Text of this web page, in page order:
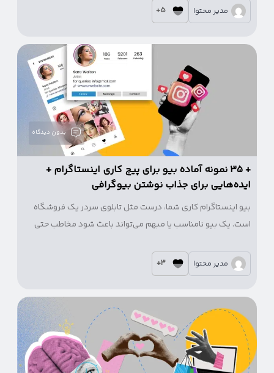
مدیر محتوا 5+
بدون دیدگاه
+ ۳۵ نمونه آماده بیو برای پیج کاری اینستاگرام‌ +
ایده‌هایی برای جذاب نوشتن بیوگرافی
بیو اینستاگرام کاری شما، درست مثل تابلوی سردر یک فروشگاه
است. یک بیو نامناسب یا مبهم می‌تواند باعث شود مخاطب حتی
می‌کند که پست‌ها را ببیند، دکمه دنبال‌کردن را بزند یا حتی پیام
بدهد.
مدیر محتوا 3+